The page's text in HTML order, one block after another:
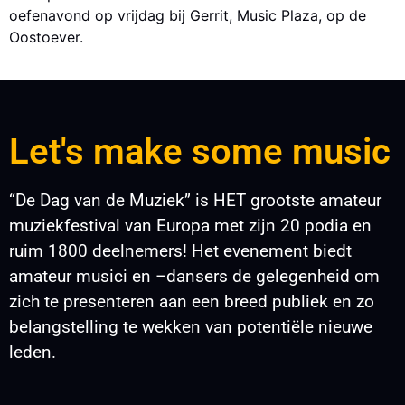
oefenavond op vrijdag bij Gerrit, Music Plaza, op de
Oostoever.
Let's make some music
“De Dag van de Muziek” is HET grootste amateur
muziekfestival van Europa met zijn 20 podia en
ruim 1800 deelnemers! Het evenement biedt
amateur musici en –dansers de gelegenheid om
zich te presenteren aan een breed publiek en zo
belangstelling te wekken van potentiële nieuwe
leden.